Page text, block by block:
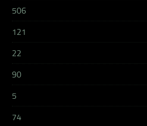
506
121
22
90
5
74